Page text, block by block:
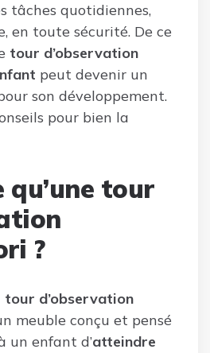
tâches quotidiennes,
en toute sécurité. De ce
tour d’observation
peut devenir un
son développement.
pour bien la
qu’une tour
?
tour d’observation
meuble conçu et pensé
un enfant d’atteindre